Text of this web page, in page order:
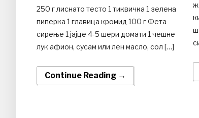
250 г лиснато тесто 1 тиквичка 1 зелена
пиперка 1 главица кромид 100 г Фета
сирење 1 јајце 4-5 шери домати 1 чешне
лук афион, сусам или лен масло, сол […]
Continue Reading →